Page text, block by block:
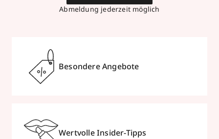
Abmeldung jederzeit möglich
Besondere Angebote
Wertvolle Insider-Tipps